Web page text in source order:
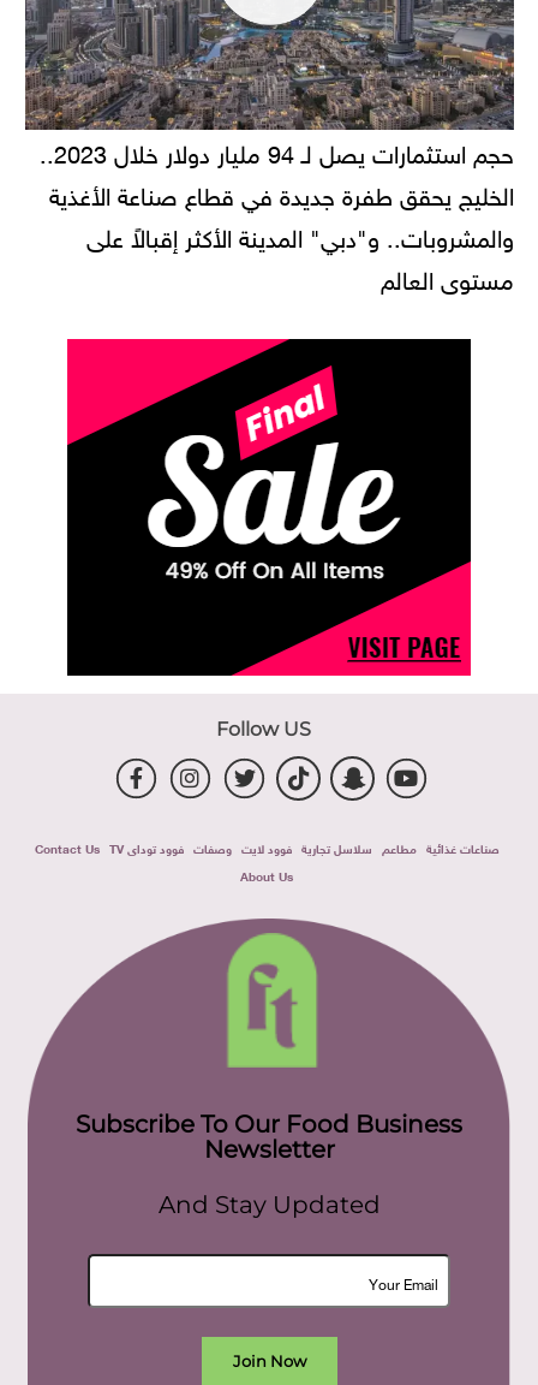
حجم استثمارات يصل لـ 94 مليار دولار خلال 2023..
الخليج يحقق طفرة جديدة في قطاع صناعة الأغذية
والمشروبات.. و"دبي" المدينة الأكثر إقبالاً على
مستوى العالم
Follow US
صناعات غذائية مطاعم سلاسل تجارية فوود لايت وصفات فوود توداى TV
Contact Us
About Us
Subscribe To Our Food Business
Newsletter
And Stay Updated
Join Now